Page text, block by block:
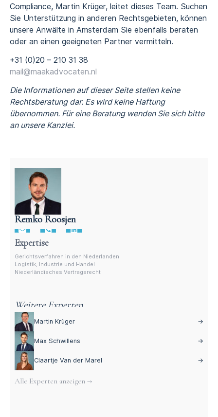
Compliance, Martin Krüger, leitet dieses Team. Suchen
Sie Unterstützung in anderen Rechtsgebieten, können
unsere Anwälte in Amsterdam Sie ebenfalls beraten
oder an einen geeigneten Partner vermitteln.
+31 (0)20 – 210 31 38
mail@maakadvocaten.nl
Die Informationen auf dieser Seite stellen keine
Rechtsberatung dar. Es wird keine Haftung
übernommen. Für eine Beratung wenden Sie sich bitte
an unsere Kanzlei.
Remko Roosjen
Anwalt für niederländisches Vertragsrecht
Expertise
Gerichtsverfahren in den Niederlanden
Logistik, Industrie und Handel
Niederländisches Vertragsrecht
Weitere Experten
Martin Krüger →
Max Schwillens →
Claartje Van der Marel →
Alle Experten anzeigen →